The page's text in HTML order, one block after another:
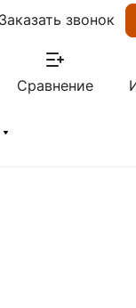
Заказать звонок
Сравнение